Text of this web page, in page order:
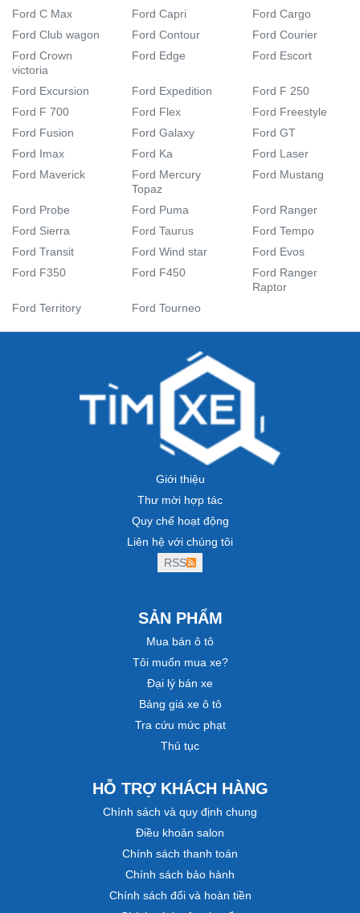
Ford C Max
Ford Capri
Ford Cargo
Ford Club wagon
Ford Contour
Ford Courier
Ford Crown
victoria
Ford Edge Ford Escort
Ford Excursion Ford Expedition
Ford F 250
Ford F 700
Ford Flex
Ford Freestyle
Ford Fusion
Ford Galaxy
Ford GT
Ford Imax
Ford Ka
Ford Laser
Ford Maverick
Ford Mercury
Topaz
Ford Mustang
Ford Probe Ford Puma
Ford Ranger
Ford Sierra
Ford Taurus
Ford Tempo
Ford Transit
Ford Wind star
Ford Evos
Ford F350
Ford F450
Ford Ranger
Raptor
Ford Territory
Ford Tourneo
Giới thiệu
Thư mời hợp tác
Quy chế hoạt động
Liên hệ với chúng tôi
RSS
SẢN PHẨM
Mua bán ô tô
Tôi muốn mua xe?
Đại lý bán xe
Bảng giá xe ô tô
Tra cứu mức phạt
Thủ tục
HỖ TRỢ KHÁCH HÀNG
Chính sách và quy định chung
Điều khoản salon
Chính sách thanh toán
Chính sách bảo hành
Chính sách đổi và hoàn tiền